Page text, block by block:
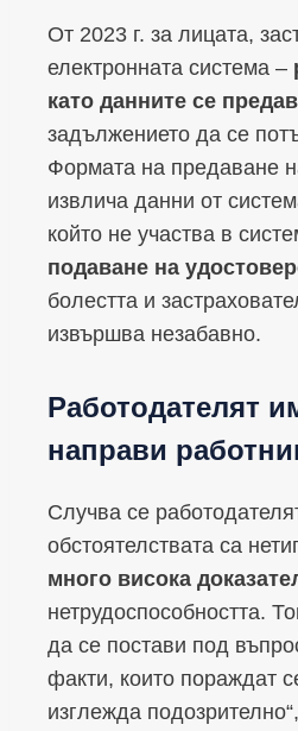
От 2023 г. за лицата,
електронната система –
като данните се
задължението да се
Формата на предаване
извлича данни от
който не участва в
подаване на
болестта и
извършва незабавно.
Работодателят
направи
Случва се
обстоятелствата са
много висока
нетрудоспособността.
да се постави под
факти, които пораждат
изглежда